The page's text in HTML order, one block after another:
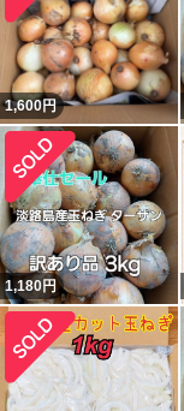
1,600円
1,180円